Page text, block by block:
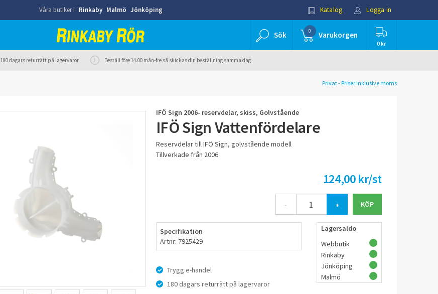
Våra butiker i Rinkaby Malmö Jönköping Katalog Logga in
Sök 0 Varukorgen
0 kr
180 dagars returrätt på lagervaror Beställ före 14.00 mån-fre så skickas din beställning samma dag
Privat - Priser inklusive moms
IFÖ Sign 2006- reservdelar, skiss, Golvstående
IFÖ Sign Vattenfördelare
Reservdelar till IFÖ Sign, golvstående modell
Tillverkade från 2006
124,00 kr/st
- +
Specifikation
Artnr: 7925429
Trygg e-handel
180 dagars returrätt på lagervaror
Lagersaldo
Webbutik
Rinkaby
Jönköping
Malmö